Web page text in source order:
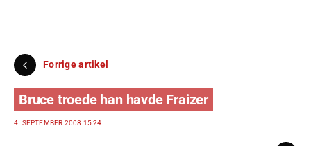
Forrige artikel
Bruce troede han havde Fraizer
4. SEPTEMBER 2008 15:24